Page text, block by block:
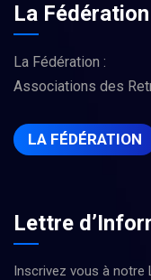
La Fédération
La Fédération :
Associations des
LA FÉDÉRATION
Lettre
Inscrivez vous à notre